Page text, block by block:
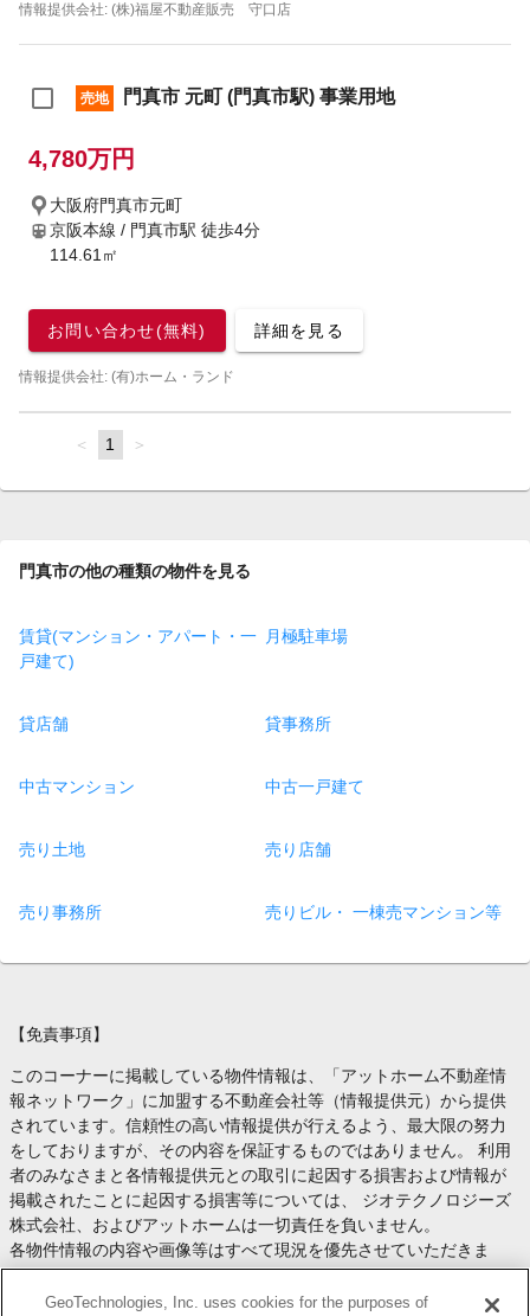
情報提供会社: (株)福屋不動産販売 守口店
売地 門真市 元町 (門真市駅) 事業用地
4,780万円
大阪府門真市元町
京阪本線 / 門真市駅 徒歩4分
114.61㎡
お問い合わせ(無料) 詳細を見る
情報提供会社: (有)ホーム・ランド
page
You're
page
1 page
門真市の他の種類の物件を見る
賃貸(マンション・アパート・一
戸建て)
月極駐車場
貸店舗 貸事務所
中古マンション 中古一戸建て
売り土地 売り店舗
売り事務所 売りビル・ 一棟売マンション等
【免責事項】
このコーナーに掲載している物件情報は、「アットホーム不動産情
報ネットワーク」に加盟する不動産会社等（情報提供元）から提供
されています。信頼性の高い情報提供が行えるよう、最大限の努力
をしておりますが、その内容を保証するものではありません。 利用
者のみなさまと各情報提供元との取引に起因する損害および情報が
掲載されたことに起因する損害等については、 ジオテクノロジーズ
株式会社、およびアットホームは一切責任を負いません。
各物件情報の内容や画像等はすべて現況を優先させていただきま
す。
お取引等（お取引の準備、資金調達等を含みます）の際には、内容
GeoTechnologies, Inc. uses cookies for the purposes of